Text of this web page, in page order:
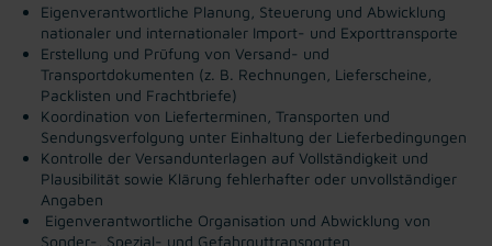
Eigenverantwortliche Planung, Steuerung und Abwicklung
nationaler und internationaler Import- und Exporttransporte
Erstellung und Prüfung von Versand- und
Transportdokumenten (z. B. Rechnungen, Lieferscheine,
Packlisten und Frachtbriefe)
Koordination von Lieferterminen, Transporten und
Sendungsverfolgung unter Einhaltung der Lieferbedingungen
Kontrolle der Versandunterlagen auf Vollständigkeit und
Plausibilität sowie Klärung fehlerhafter oder unvollständiger
Angaben
Eigenverantwortliche Organisation und Abwicklung von
Sonder-, Spezial- und Gefahrguttransporten